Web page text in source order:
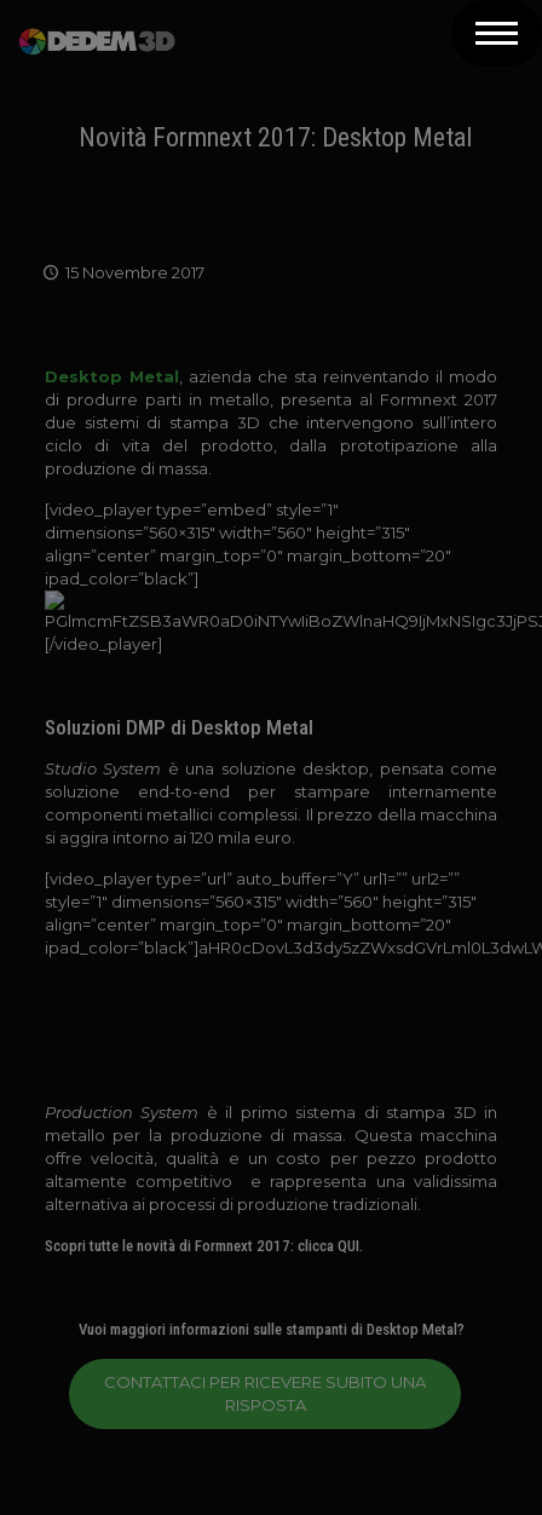
Prodotti
Contatti
Newsletter
Novità Formnext 2017: Desktop Metal
15 Novembre 2017
Desktop Metal , azienda che sta reinventando il modo
di produrre parti in metallo, presenta al Formnext 2017
due sistemi di stampa 3D che intervengono sull’intero
ciclo di vita del prodotto, dalla prototipazione alla
produzione di massa.
[video_player type=”embed” style=”1″
dimensions=”560×315″ width=”560″ height=”315″
align=”center” margin_top=”0″ margin_bottom=”20″
ipad_color=”black”]
[/video_player]
Soluzioni DMP di Desktop Metal
Studio System è una soluzione desktop, pensata come
soluzione end-to-end per stampare internamente
componenti metallici complessi. Il prezzo della macchina
si aggira intorno ai 120 mila euro.
[video_player type=”url” auto_buffer=”Y” url1=”” url2=””
style=”1″ dimensions=”560×315″ width=”560″ height=”315″
align=”center” margin_top=”0″ margin_bottom=”20″
Production System è il primo sistema di stampa 3D in
metallo per la produzione di massa. Questa macchina
offre velocità, qualità e un costo per pezzo prodotto
altamente competitivo e rappresenta una validissima
alternativa ai processi di produzione tradizionali.
Scopri tutte le novità di Formnext 2017: clicca QUI.
Vuoi maggiori informazioni sulle stampanti di Desktop Metal?
CONTATTACI PER RICEVERE SUBITO UNA
RISPOSTA